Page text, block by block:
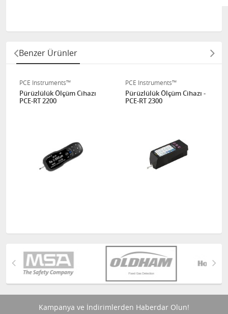
Benzer Ürünler
PCE Instruments™
Pürüzlülük Ölçüm Cihazı
PCE-RT 2200
PCE Instruments™
Pürüzlülük Ölçüm Cihazı -
PCE-RT 2300
Kampanya ve İndirimlerden Haberdar Olun!